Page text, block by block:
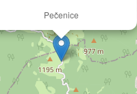
Pečenice